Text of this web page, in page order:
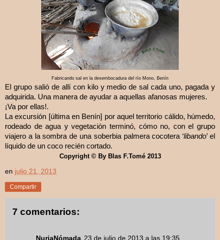
Fabricando sal en la desembocadura del río Mono, Benín
El grupo salió de allí con kilo y medio de sal cada uno, pagada y
adquirida. Una manera de ayudar a aquellas afanosas mujeres.
¡Va por ellas!.
La excursión [última en Benín] por aquel territorio cálido, húmedo,
rodeado de agua y vegetación terminó, cómo no, con el grupo
viajero a la sombra de una soberbia palmera cocotera ‘libando’ el
líquido de un coco recién cortado.
Copyright © By Blas F.Tomé 2013
en julio 21, 2013
Compartir
7 comentarios:
NuriaNómada 23 de julio de 2013 a las 19:35